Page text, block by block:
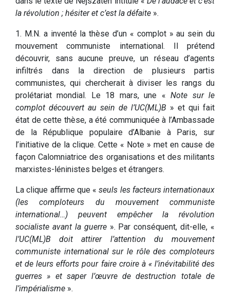
la révolution ; hésiter et c’est la défaite ».
1. M.N. a inventé la thèse d’un « complot » au sein du
mouvement communiste international. Il prétend
découvrir, sans aucune preuve, un réseau d’agents
infiltrés dans la direction de plusieurs partis
communistes, qui chercherait à diviser les rangs du
prolétariat mondial. Le 18 mars, une «Note sur le
complot découvert au sein de l’UC(ML)B » et qui fait
état de cette thèse, a été communiquée à l’Ambassade
de la République populaire d’Albanie à Paris, sur
l’initiative de la clique. Cette « Note » met en cause de
façon Calomniatrice des organisations et des militants
marxistes-léninistes belges et étrangers.
La clique affirme que «seuls les facteurs internationaux
(les comploteurs du mouvement communiste
international…) peuvent empêcher la révolution
socialiste avant la guerre». Par conséquent, dit-elle, «
l’UC(ML)B doit attirer l’attention du mouvement
communiste international sur le rôle des comploteurs
et de leurs efforts pour faire croire à « l’inévitabilité des
guerres » et saper l’œuvre de destruction totale de
l’impérialisme ».